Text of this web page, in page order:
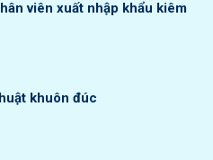
viên xuất nhập khẩu kiêm
khuôn đúc